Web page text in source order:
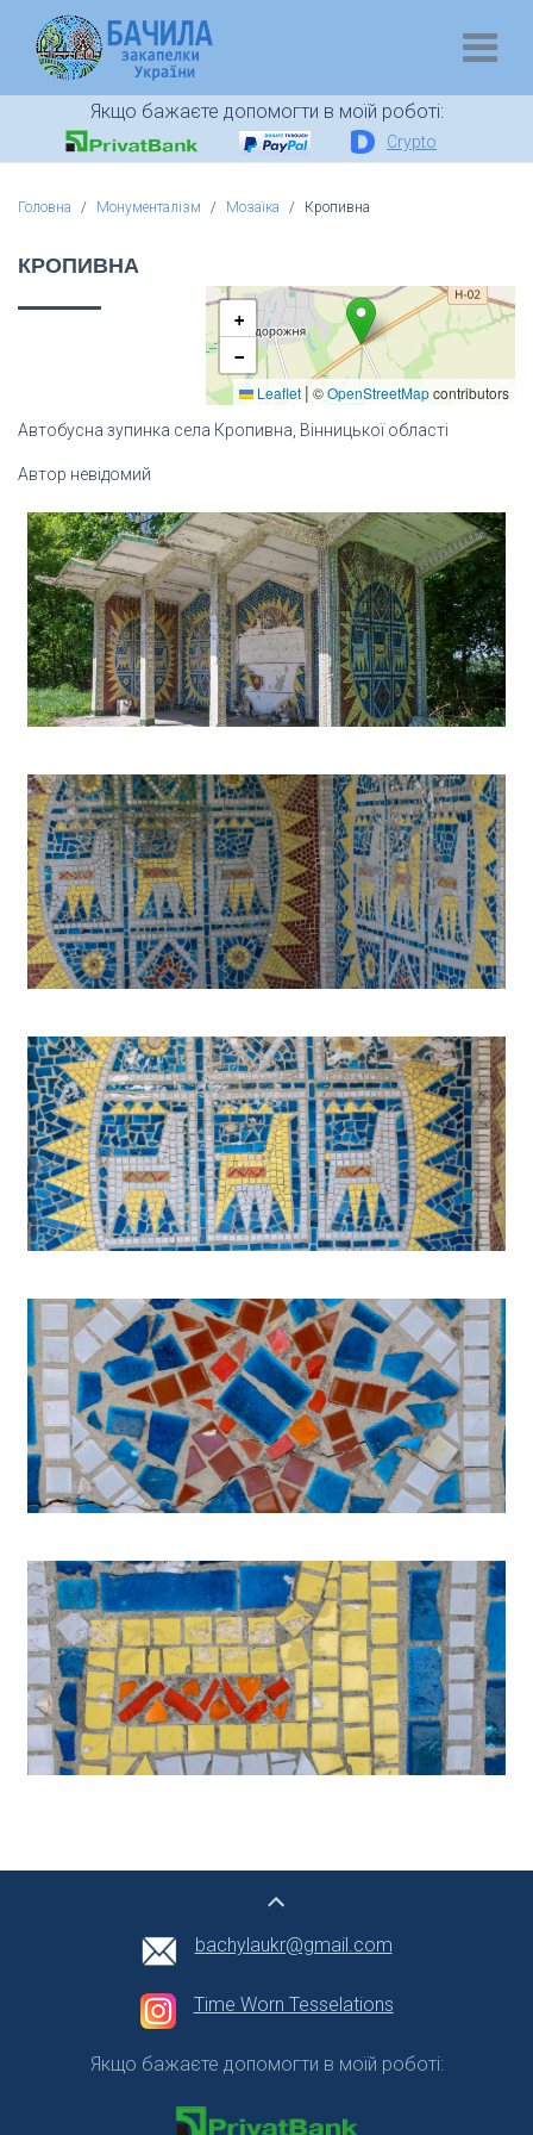
Якщо бажаєте допомогти в моїй роботі:
Crypto
Головна Монументалізм Мозаїка Кропивна
КРОПИВНА
+
−
Leaflet| ©OpenStreetMapcontributors
Автобусна зупинка села Кропивна, Вінницької області
Автор невідомий
bachylaukr@gmail.com
Time Worn Tesselations
Якщо бажаєте допомогти в моїй роботі: